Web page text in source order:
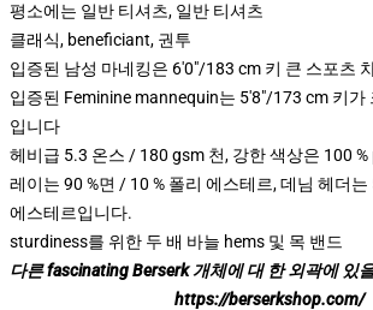
평소에는 일반 티셔츠, 일반 티셔츠
클래식, beneficiant, 권투
입증된 남성 마네킹은 6'0"/183 cm 키 큰 스포츠
입증된 Feminine mannequin는 5'8"/173 cm 키가
입니다
헤비급 5.3 온스 / 180 gsm 천, 강한 색상은 100
레이는 90 %면 / 10 % 폴리 에스테르, 데님 헤더는
에스테르입니다.
sturdiness를 위한 두 배 바늘 hems 및 목 밴드
다른 fascinating Berserk 개체에 대 한 외곽에 있
https://berserkshop.com/